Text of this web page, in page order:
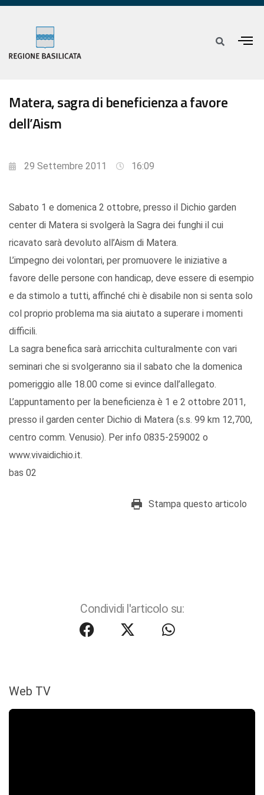
Matera, sagra di beneficienza a favore
dell’Aism
29 Settembre 2011 16:09
Sabato 1 e domenica 2 ottobre, presso il Dichio garden
center di Matera si svolgerà la Sagra dei funghi il cui
ricavato sarà devoluto all’Aism di Matera.
L’impegno dei volontari, per promuovere le iniziative a
favore delle persone con handicap, deve essere di esempio
e da stimolo a tutti, affinché chi è disabile non si senta solo
col proprio problema ma sia aiutato a superare i momenti
difficili.
La sagra benefica sarà arricchita culturalmente con vari
seminari che si svolgeranno sia il sabato che la domenica
pomeriggio alle 18.00 come si evince dall’allegato.
L’appuntamento per la beneficienza è 1 e 2 ottobre 2011,
presso il garden center Dichio di Matera (s.s. 99 km 12,700,
centro comm. Venusio). Per info 0835-259002 o
www.vivaidichio.it.
bas 02
Stampa questo articolo
Condividi l'articolo su:
Web TV